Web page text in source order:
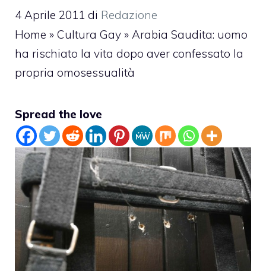
4 Aprile 2011 di Redazione
Home » Cultura Gay » Arabia Saudita: uomo
ha rischiato la vita dopo aver confessato la
propria omosessualità
Spread the love